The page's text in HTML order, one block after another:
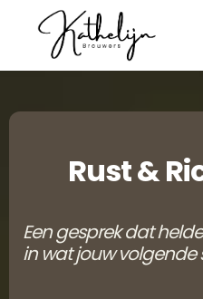
Rust &
Een gesprek dat
in wat jouw volgende